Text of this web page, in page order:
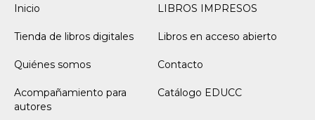
Inicio
LIBROS IMPRESOS
Tienda de libros digitales Libros en acceso abierto
Quiénes somos Contacto
Acompañamiento para
autores
Catálogo EDUCC